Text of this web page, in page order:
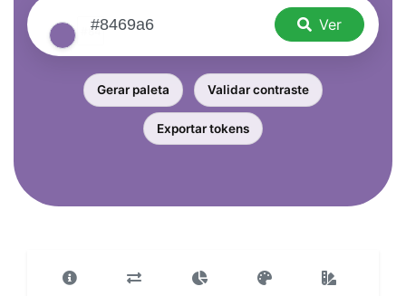
Ver
Gerar paleta Validar contraste
Exportar tokens